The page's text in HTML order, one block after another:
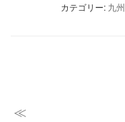
カテゴリー: 九
≪